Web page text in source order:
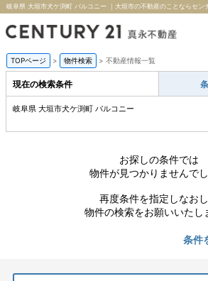
岐阜県 大垣市犬ケ渕町 バルコニー ｜大垣市の不動産のことならセン
TOPページ > 物件検索 > 不動産情報一覧
現在の検索条件
岐阜県 大垣市犬ケ渕町 バルコニー
お探しの条件では
物件が見つかりませんでし
再度条件を指定しなお
物件の検索をお願いいたし
条件